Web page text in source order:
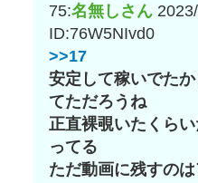
75:名無しさん
ID:76W5NIvd0
>>17
安定して稼いでた
てただろうね
正直裸覗いたくら
ってる
ただ動画に残すの